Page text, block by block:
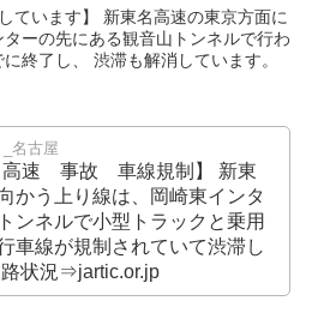
ています】 新東名高速の東京方面に
ーの先にある観音山トンネルで行わ
終了し、 渋滞も解消しています。
名古屋
速 事故 車線規制】 新東
かう上り線は、岡崎東インタ
ンネルで小型トラックと乗用
車線が規制されていて渋滞し
状況⇒jartic.or.jp